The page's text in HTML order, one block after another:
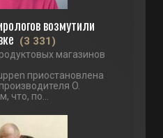
возмутили
(3 331)
магазинов
приостановлена
O.
что, по...